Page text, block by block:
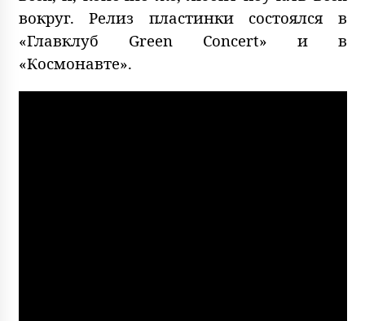
вокруг. Релиз пластинки состоялся в
«Главклуб Green Concert» и в
«Космонавте».